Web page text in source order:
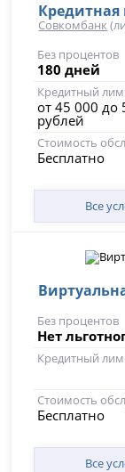
Кредитная
Совкомбанк
Без процентов
180 дней
Кредитный
от 45 000 до
рублей
Стоимость
Бесплатно
Все
Без процентов
Нет
Кредитный
Стоимость
Бесплатно
Все